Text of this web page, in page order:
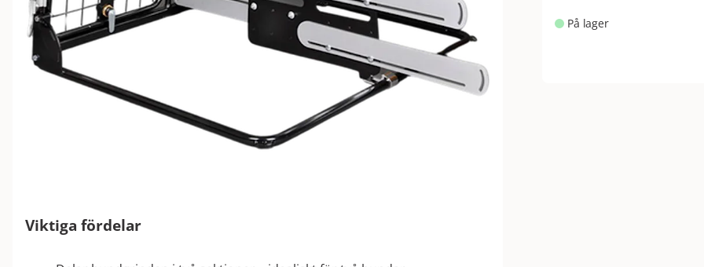
Viktiga fördelar
På lager